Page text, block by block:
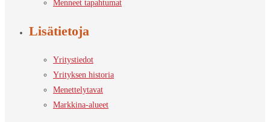
Menneet tapahtumat
Lisätietoja
Yritystiedot
Yrityksen historia
Menettelytavat
Markkina-alueet